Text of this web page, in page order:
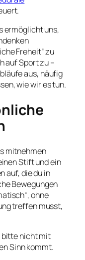
ermöglicht uns,
Freheit“ zu
auf Sport zu –
aus, häufig
wie wir es tun.
mitnehmen
Stift und ein
auf, die du in
Bewegungen
ohne
treffen musst,
bitte nicht mit
Sinn kommt.